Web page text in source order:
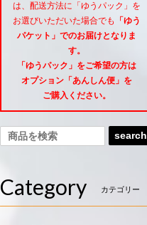
は、配送方法に「ゆうパック」を
お選びいただいた場合でも
「ゆう
パケット」でのお届けとなりま
す。
「ゆうパック」をご希望の方は
オプション「あんしん便」 を
ご購入ください。
search
Category カテゴリー